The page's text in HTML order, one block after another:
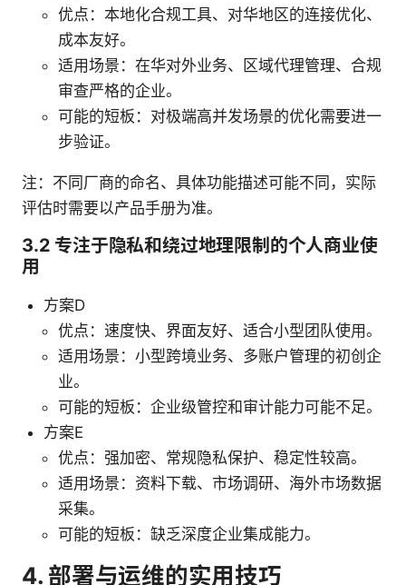
优点：本地化合规工具、对华地区的连接优化、
成本友好。
适用场景：在华对外业务、区域代理管理、合规
审查严格的企业。
可能的短板：对极端高并发场景的优化需要进一
步验证。
注：不同厂商的命名、具体功能描述可能不同，实际
评估时需要以产品手册为准。
3.2 专注于隐私和绕过地理限制的个人商业使
用
方案D
优点：速度快、界面友好、适合小型团队使用。
适用场景：小型跨境业务、多账户管理的初创企
业。
可能的短板：企业级管控和审计能力可能不足。
方案E
优点：强加密、常规隐私保护、稳定性较高。
适用场景：资料下载、市场调研、海外市场数据
采集。
可能的短板：缺乏深度企业集成能力。
4. 部署与运维的实用技巧